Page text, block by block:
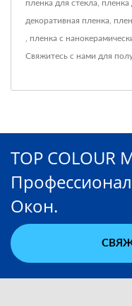
пленка для стекла пленка
декоративная пленка
пленка с
Свяжитесь с нами для
TOP
Окон.